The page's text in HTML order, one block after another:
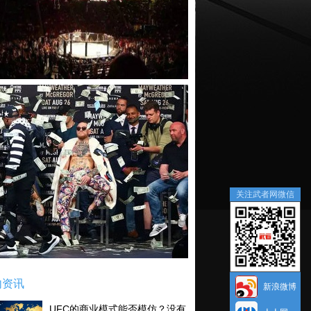
讯
关注武者网微信
新浪微博